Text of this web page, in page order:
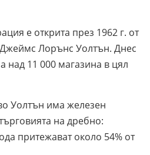
е открита през 1962 г. от
Лорънс Уолтън. Днес
над 11 000 магазина в цял
Уолтън има железен
на дребно:
притежават около 54% от